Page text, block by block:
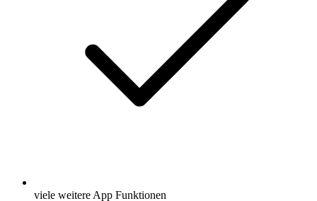
viele weitere App Funktionen